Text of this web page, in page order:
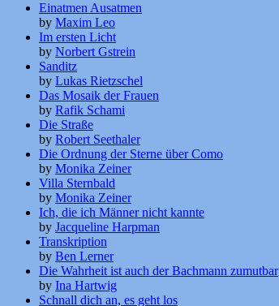
Einatmen Ausatmen
by Maxim Leo
Im ersten Licht
by Norbert Gstrein
Sanditz
by Lukas Rietzschel
Das Mosaik der Frauen
by Rafik Schami
Die Straße
by Robert Seethaler
Die Ordnung der Sterne über Como
by Monika Zeiner
Villa Sternbald
by Monika Zeiner
Ich, die ich Männer nicht kannte
by Jacqueline Harpman
Transkription
by Ben Lerner
Die Wahrheit ist auch der Bachmann zumutbar
by Ina Hartwig
Schnall dich an, es geht los